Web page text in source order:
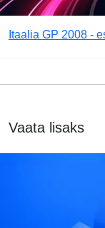
Itaalia GP 2008 -
Vaata lisaks